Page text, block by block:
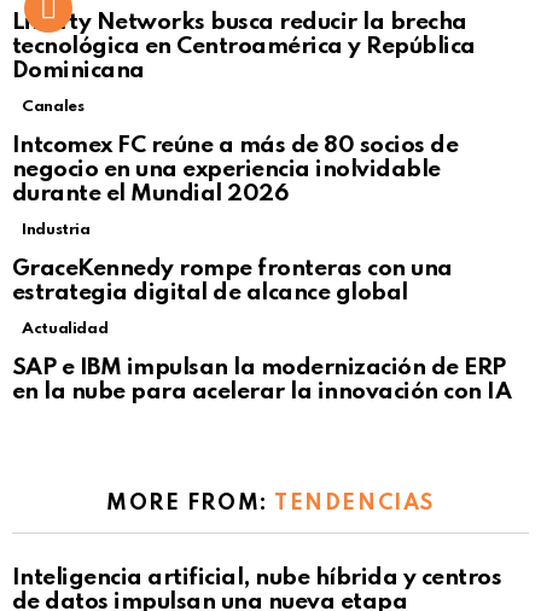
Liberty Networks busca reducir la brecha
tecnológica en Centroamérica y República
Dominicana
Canales
Intcomex FC reúne a más de 80 socios de
negocio en una experiencia inolvidable
durante el Mundial 2026
Industria
GraceKennedy rompe fronteras con una
estrategia digital de alcance global
Not Safe For Work
Click to view this post
Actualidad
SAP e IBM impulsan la modernización de ERP
en la nube para acelerar la innovación con IA
MORE FROM: TENDENCIAS
Not Safe For Work
Click to view this post
Inteligencia artificial, nube híbrida y centros
de datos impulsan una nueva etapa